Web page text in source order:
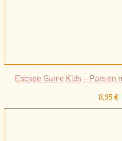
Escape Game Kids – Pars en
8,95 €